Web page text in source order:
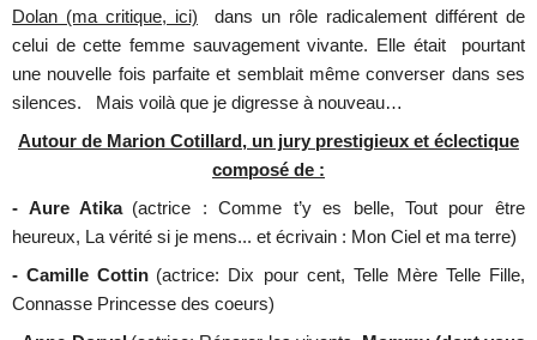
Dolan (ma critique, ici) dans un rôle radicalement différent de
celui de cette femme sauvagement vivante. Elle était pourtant
une nouvelle fois parfaite et semblait même converser dans ses
silences. Mais voilà que je digresse à nouveau…
Autour de Marion Cotillard, un jury prestigieux et éclectique
composé de :
- Aure Atika (actrice : Comme t’y es belle, Tout pour être
heureux, La vérité si je mens... et écrivain : Mon Ciel et ma terre)
- Camille Cottin (actrice: Dix pour cent, Telle Mère Telle Fille,
Connasse Princesse des coeurs)